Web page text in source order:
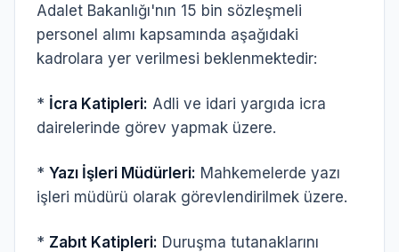
Adalet Bakanlığı'nın 15 bin sözleşmeli
personel alımı kapsamında aşağıdaki
kadrolara yer verilmesi beklenmektedir:
* İcra Katipleri: Adli ve idari yargıda icra
dairelerinde görev yapmak üzere.
* Yazı İşleri Müdürleri: Mahkemelerde yazı
işleri müdürü olarak görevlendirilmek üzere.
* Zabıt Katipleri: Duruşma tutanaklarını